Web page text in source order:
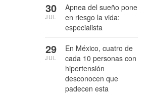
Apnea del sueño pone
en riesgo la vida:
especialista
30
JUL
En México, cuatro de
cada 10 personas con
hipertensión
desconocen que
padecen esta
29
JUL